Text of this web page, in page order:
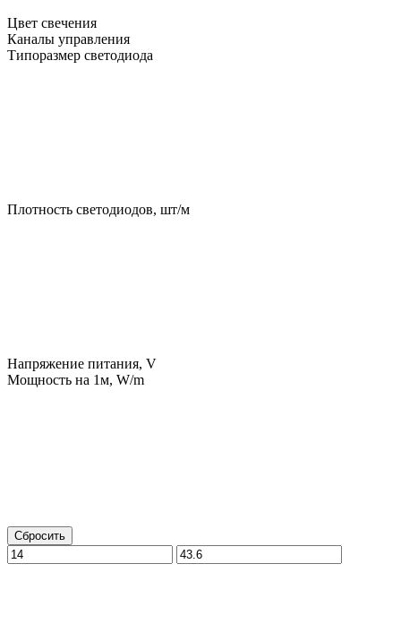
Цвет свечения
Каналы управления
Типоразмер светодиода
Плотность светодиодов, шт/м
Напряжение питания, V
Мощность на 1м, W/m
Сбросить